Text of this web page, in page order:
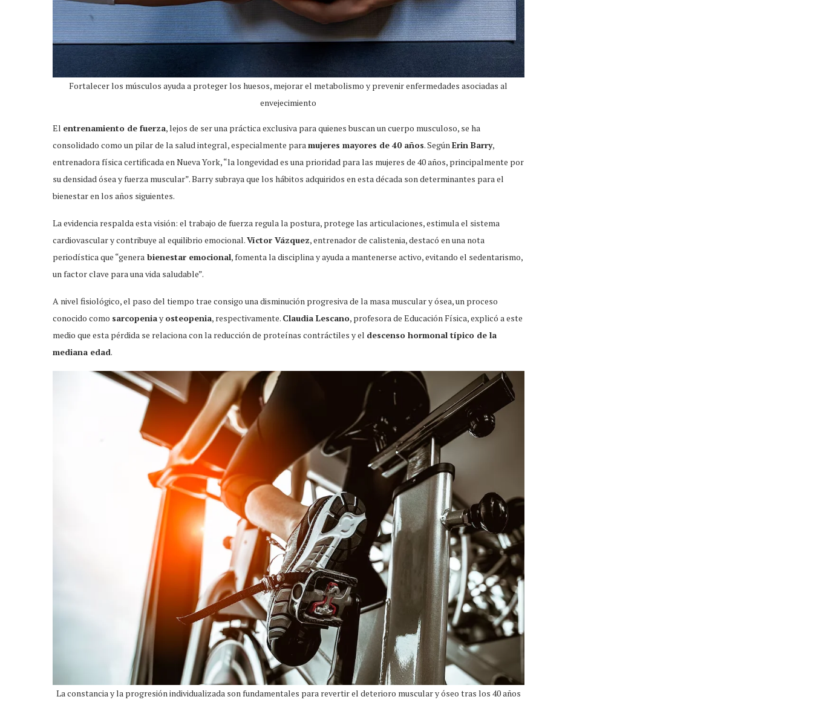
Fortalecer los músculos ayuda a proteger los huesos, mejorar el metabolismo y prevenir enfermedades asociadas al
envejecimiento
El entrenamiento de fuerza, lejos de ser una práctica exclusiva para quienes buscan un cuerpo musculoso, se ha
consolidado como un pilar de la salud integral, especialmente para mujeres mayores de 40 años. Según Erin Barry,
entrenadora física certificada en Nueva York, “la longevidad es una prioridad para las mujeres de 40 años, principalmente por
su densidad ósea y fuerza muscular”. Barry subraya que los hábitos adquiridos en esta década son determinantes para el
bienestar en los años siguientes.
La evidencia respalda esta visión: el trabajo de fuerza regula la postura, protege las articulaciones, estimula el sistema
cardiovascular y contribuye al equilibrio emocional.Víctor Vázquez, entrenador de calistenia, destacó en una nota
periodística que “genera bienestar emocional, fomenta la disciplina y ayuda a mantenerse activo, evitando el sedentarismo,
un factor clave para una vida saludable”.
A nivel fisiológico, el paso del tiempo trae consigo una disminución progresiva de la masa muscular y ósea, un proceso
conocido como sarcopeniay osteopenia, respectivamente. Claudia Lescano, profesora de Educación Física, explicó a este
medio que esta pérdida se relaciona con la reducción de proteínas contráctiles y el descenso hormonal típico de la
mediana edad.
La constancia y la progresión individualizada son fundamentales para revertir el deterioro muscular y óseo tras los 40 años